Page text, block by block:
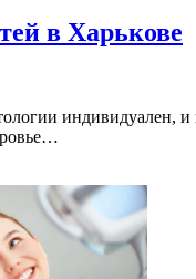
в Харькове
индивидуален, и